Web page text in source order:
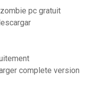
pc gratuit
complete version